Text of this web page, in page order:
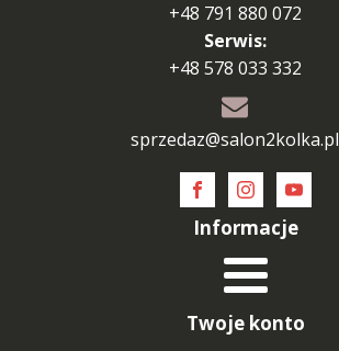
+48 791 880 072
Serwis:
+48 578 033 332
sprzedaz@salon2kolka.pl
Informacje
Twoje konto